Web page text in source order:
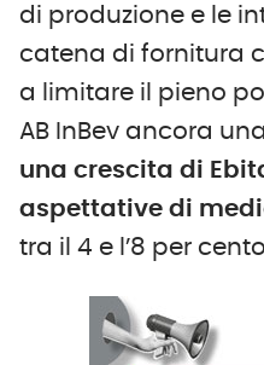
di produzione e le
catena di fornitura
a limitare il pieno
AB InBev ancora
una crescita di
aspettative di
tra il 4 e l’8 per